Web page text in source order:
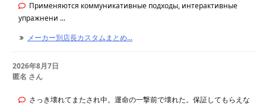
Применяются коммуникативные подходы, интерактивные
упражнени ...
メーカー別店長カスタムまとめ...
2026年8月7日
匿名 さん
さっき壊れてまたされ中。運命の一撃前で壊れた。保証してもらえな